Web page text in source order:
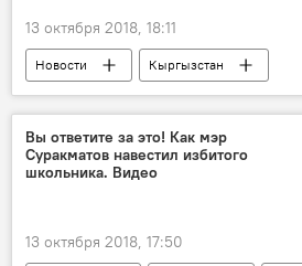
13 октября 2018, 18:11
Новости
Кыргызстан
Происшествия
Чаткальский район
детский сад
пожар
Вы ответите за это! Как мэр
Суракматов навестил избитого
школьника. Видео
13 октября 2018, 17:50